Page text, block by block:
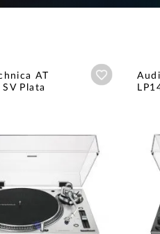
AT
SV Plata
Añadir a